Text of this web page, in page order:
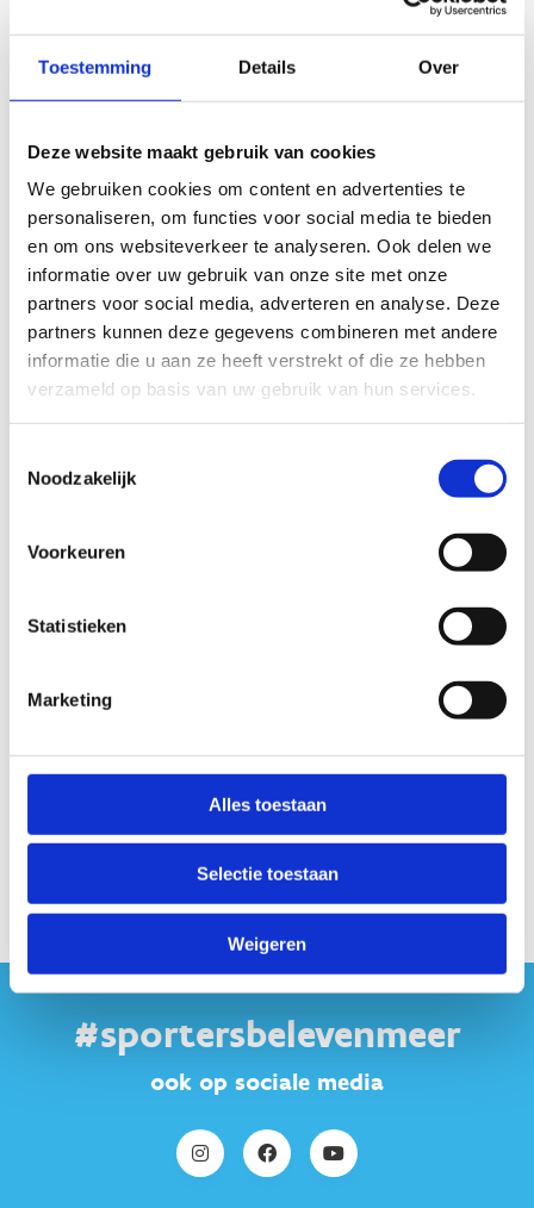
Toestemming Details Over
Deze website maakt gebruik van cookies
We gebruiken cookies om content en advertenties te
personaliseren, om functies voor social media te bieden
en om ons websiteverkeer te analyseren. Ook delen we
informatie over uw gebruik van onze site met onze
partners voor social media, adverteren en analyse. Deze
partners kunnen deze gegevens combineren met andere
informatie die u aan ze heeft verstrekt of die ze hebben
verzameld op basis van uw gebruik van hun services.
Noodzakelijk
Voorkeuren
Statistieken
Marketing
Alles toestaan
Selectie toestaan
Weigeren
Deze bewegwijzerde route, gemarkeerd met blauwe zeshoekige
velden, is een oase van rust zonder autosnelwegen of drukke
wegen.
Aan het einde van de 19e eeuw verschenen de eerste
druivenserres in het dorp. Midden vorige eeuw waren er maar
liefst 3840 serres en bijna elk huisgezin had er wel enkele in
de tuin. Je rijdt via holle wegen en komt zelfs terecht op de
oude trambedding van de stoomtram ‘Zwarte Jean’, die
Vossem met Tienen verbond. Hoewel de tramsporen
verdwenen zijn, slingert de bedding zich nog steeds als een
groen pad van Duisburg naar de Ijsevallei in Neerijse.
Deze route vereist enige rijvaardigheid, maar biedt een unieke
kans om te genieten van de rust en het historische landschap
Beleef een onvergetelijke tocht door een van de meest
Merenstraat
#sportersbelevenmeer
ook op sociale media